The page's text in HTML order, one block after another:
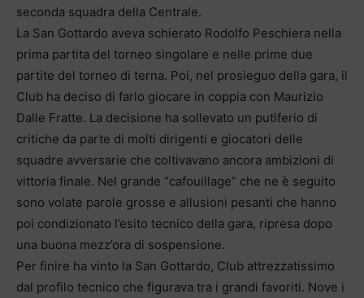
seconda squadra della Centrale.
La San Gottardo aveva schierato Rodolfo Peschiera nella
prima partita del torneo singolare e nelle prime due
partite del torneo di terna. Poi, nel prosieguo della gara, il
Club ha deciso di farlo giocare in coppia con Maurizio
Dalle Fratte. La decisione ha sollevato un putiferio di
critiche da parte di molti dirigenti e giocatori delle
squadre avversarie che coltivavano ancora ambizioni di
vittoria finale. Nel grande “cafouillage” che ne è seguito
sono volate parole grosse e allusioni pesanti che hanno
poi condizionato l’esito tecnico della gara, ripresa dopo
una buona mezz’ora di sospensione.
Per finire ha vinto la San Gottardo, Club attrezzatissimo
dal profilo tecnico che figurava tra i grandi favoriti. Nove i